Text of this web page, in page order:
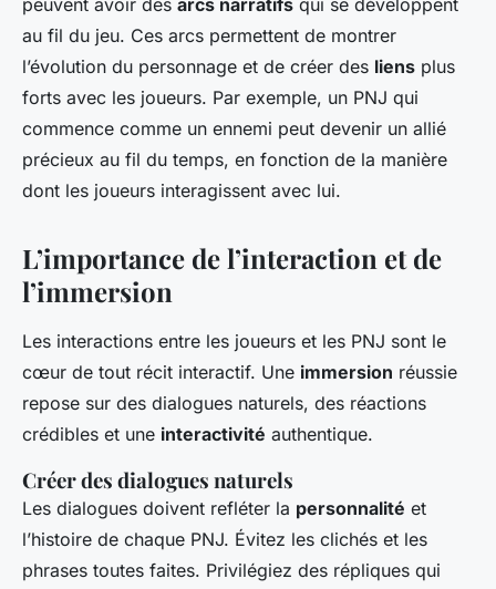
peuvent avoir des arcs narratifs qui se développent
au fil du jeu. Ces arcs permettent de montrer
l’évolution du personnage et de créer des liens plus
forts avec les joueurs. Par exemple, un PNJ qui
commence comme un ennemi peut devenir un allié
précieux au fil du temps, en fonction de la manière
dont les joueurs interagissent avec lui.
L’importance de l’interaction et de
l’immersion
Les interactions entre les joueurs et les PNJ sont le
cœur de tout récit interactif. Une immersion réussie
repose sur des dialogues naturels, des réactions
crédibles et une interactivité authentique.
Créer des dialogues naturels
Les dialogues doivent refléter la personnalité et
l’histoire de chaque PNJ. Évitez les clichés et les
phrases toutes faites. Privilégiez des répliques qui